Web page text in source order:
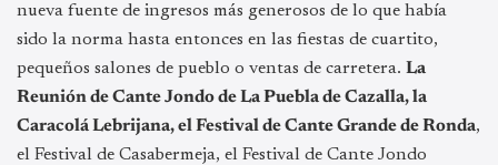
nueva fuente de ingresos más generosos de lo que había
sido la norma hasta entonces en las fiestas de cuartito,
pequeños salones de pueblo o ventas de carretera. La
Reunión de Cante Jondo de La Puebla de Cazalla, la
Caracolá Lebrijana, el Festival de Cante Grande de Ronda,
el Festival de Casabermeja, el Festival de Cante Jondo